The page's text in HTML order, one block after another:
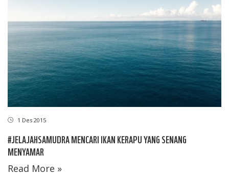
1 Des 2015
#JELAJAHSAMUDRA MENCARI IKAN KERAPU YANG SENANG
MENYAMAR
Read More »